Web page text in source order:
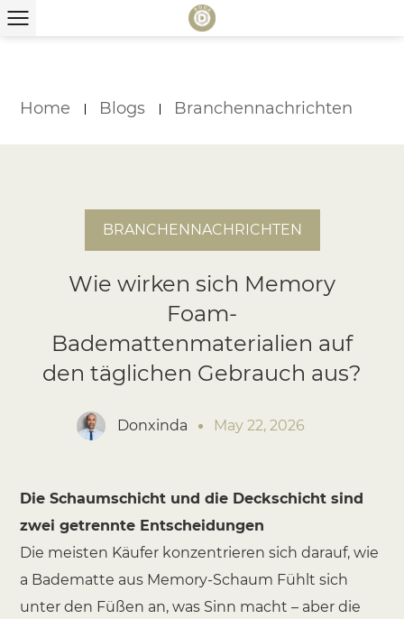
Home Blogs Branchennachrichten
BRANCHENNACHRICHTEN
Wie wirken sich Memory
Foam-
Bademattenmaterialien auf
den täglichen Gebrauch aus?
Donxinda May 22, 2026
Die Schaumschicht und die Deckschicht sind
zwei getrennte Entscheidungen
Die meisten Käufer konzentrieren sich darauf, wie
a Badematte aus Memory-Schaum Fühlt sich
unter den Füßen an, was Sinn macht – aber die